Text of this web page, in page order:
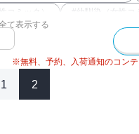
コミック） # 幼馴染（女性コ
て表示する
※無料、予約、入荷通知のコンテ
1 2